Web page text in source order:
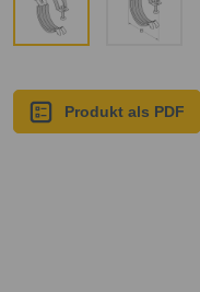
Produkt als PDF